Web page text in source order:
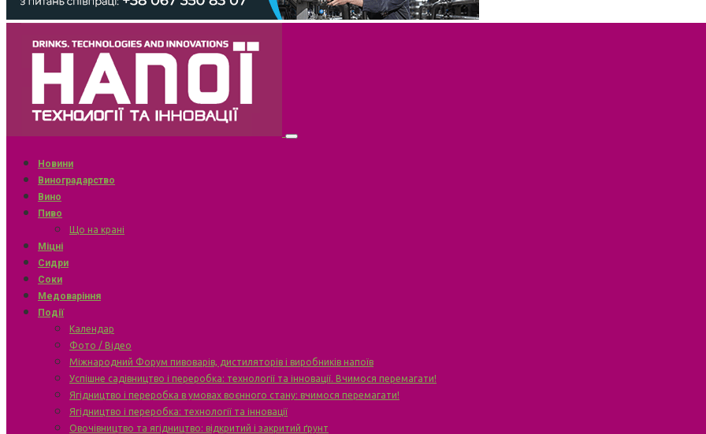
Новини
Виноградарство
Вино
Пиво
Що на крані
Міцні
Сидри
Соки
Медоваріння
Події
Календар
Фото / Відео
Міжнародний Форум пивоварів, дистиляторів і виробників напоїв
Успішне садівництво і переробка: технології та інновації. Вчимося перемагати!
Ягідництво і переробка в умовах воєнного стану: вчимося перемагати!
Ягідництво і переробка: технології та інновації
Овочівництво та ягідництво: відкритий і закритий ґрунт